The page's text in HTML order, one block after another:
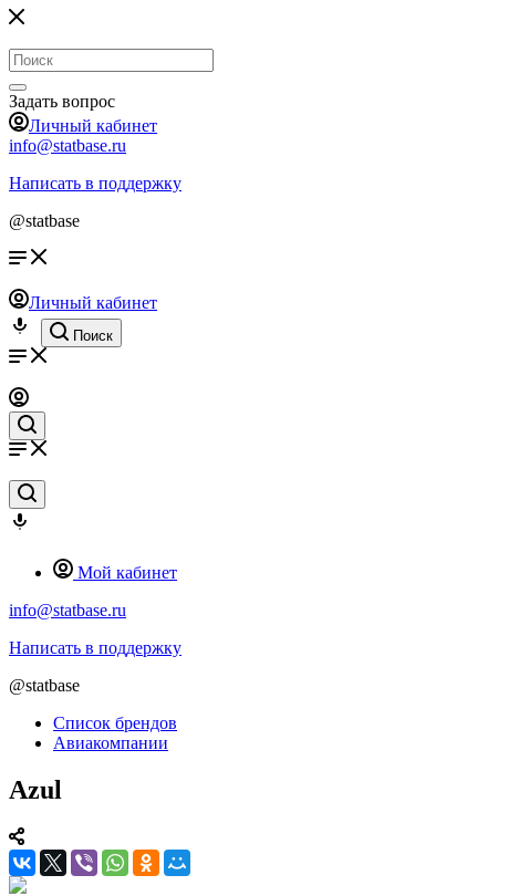
Задать вопрос
Личный кабинет
info@statbase.ru
Написать в поддержку
@statbase
Личный кабинет
Поиск
Мой кабинет
info@statbase.ru
Написать в поддержку
@statbase
Список брендов
Авиакомпании
Azul